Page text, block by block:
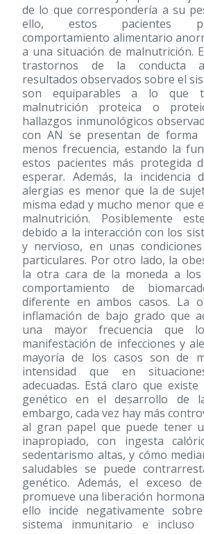
de lo que correspondería a su
ello, estos pacientes
comportamiento alimentario
a una situación de malnutrición.
trastornos de la conducta
resultados observados sobre el
son equiparables a lo que
malnutrición proteica o
hallazgos inmunológicos
con AN se presentan de forma
menos frecuencia, estando la
estos pacientes más protegida
esperar. Además, la incidencia
alergias es menor que la de
misma edad y mucho menor que
malnutrición. Posiblemente
debido a la interacción con los
y nervioso, en unas
particulares. Por otro lado, la
la otra cara de la moneda a los
comportamiento de
diferente en ambos casos. La
inflamación de bajo grado que
una mayor frecuencia que
manifestación de infecciones y
mayoría de los casos son de
intensidad que en
adecuadas. Está claro que
genético en el desarrollo de
embargo, cada vez hay más
al gran papel que puede tener
inapropiado, con ingesta
sedentarismo altas, y cómo
saludables se puede
genético. Además, el exceso
promueve una liberación
ello incide negativamente
sistema inmunitario e incluso